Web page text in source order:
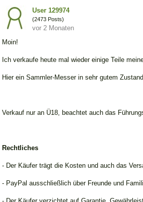
User 129974
(2473 Posts)
vor 2 Monaten
Moin!
Ich verkaufe heute mal wieder einige Teile
Hier ein Sammler-Messer in sehr gutem
Verkauf nur an Ü18, beachtet auch das
Rechtliches
- Der Käufer trägt die Kosten und auch das
- PayPal ausschließlich über Freunde und